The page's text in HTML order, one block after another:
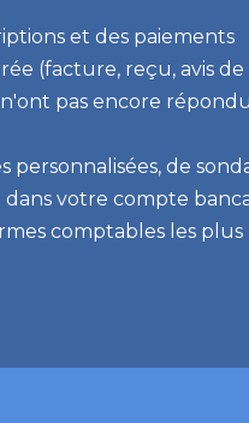
et des paiements
(facture, reçu, avis de
pas encore
personnalisées, de
votre compte
comptables les plus